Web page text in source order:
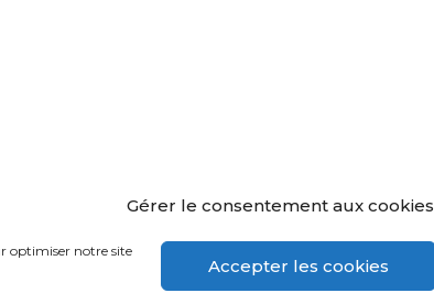
Gérer le consentement aux cookies
optimiser notre site
Accepter les cookies